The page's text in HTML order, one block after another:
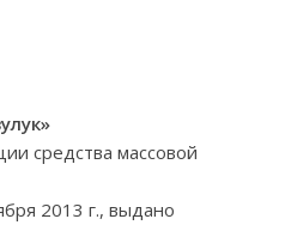
средства массовой
2013 г., выдано